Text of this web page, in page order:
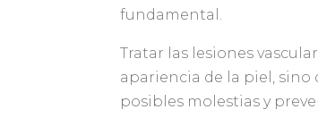
fundamental.
Tratar las lesiones
apariencia de la piel,
posibles molestias y